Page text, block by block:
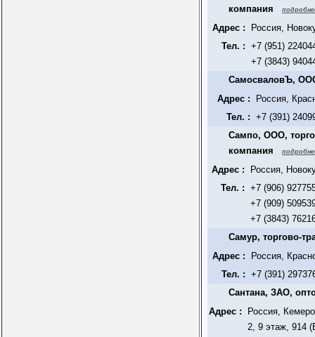
компания
Адрес :
Россия,
Тел. : +7 (951)
+7 (3843)
СамосваловЪ,
Адрес :
Россия,
Тел. : +7 (391)
Сампо, ООО,
компания
Адрес :
Россия,
Тел. : +7 (906)
+7 (909)
+7 (3843)
Самур, торгово-
Адрес :
Россия,
Тел. : +7 (391)
Сантана, ЗАО,
Адрес :
Россия,
2, 9 этаж, 914